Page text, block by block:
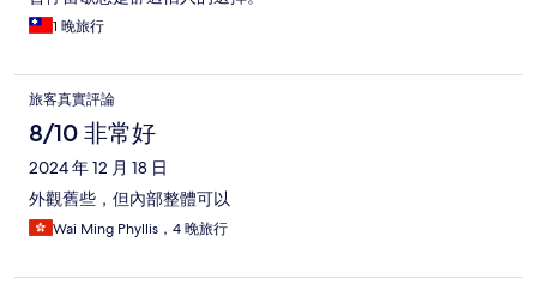
1 晚旅行
旅客真實評論
8/10 非常好
2024 年 12 月 18 日
外觀舊些，但內部整體可以
Wai Ming Phyllis，4 晚旅行